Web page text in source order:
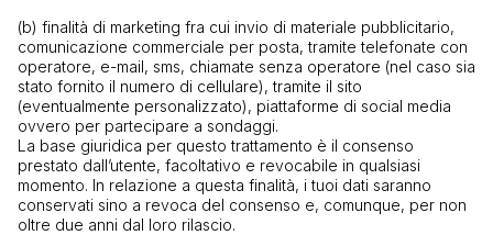
(b) finalità di marketing fra cui invio di materiale pubblicitario,
comunicazione commerciale per posta, tramite telefonate con
operatore, e-mail, sms, chiamate senza operatore (nel caso sia
stato fornito il numero di cellulare), tramite il sito
(eventualmente personalizzato), piattaforme di social media
ovvero per partecipare a sondaggi.
La base giuridica per questo trattamento è il consenso
prestato dall’utente, facoltativo e revocabile in qualsiasi
momento. In relazione a questa finalità, i tuoi dati saranno
conservati sino a revoca del consenso e, comunque, per non
oltre due anni dal loro rilascio.